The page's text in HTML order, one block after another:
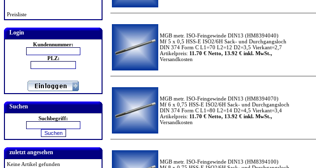
Preisliste
Login
Kundennummer:
PLZ:
Suchen
Suchbegriff:
zuletzt angesehen
Keine Artikel gefunden
MGB metr. ISO-Feingewinde DIN13 (HM8394040)
Mf 5 x 0,5 HSS-E ISO2/6H Sack- und Durchgangsloch
DIN 374 Form C L1=70 L2=12 D2=3,5 Vierkant=2,7
Artikelpreis: 11.70 € Netto, 13.92 € inkl. MwSt.,
Versandkosten
MGB metr. ISO-Feingewinde DIN13 (HM8394070)
Mf 6 x 0,75 HSS-E ISO2/6H Sack- und Durchgangsloch
DIN 374 Form C L1=80 L2=14 D2=4,5 Vierkant=3,4
Artikelpreis: 11.70 € Netto, 13.92 € inkl. MwSt.,
Versandkosten
MGB metr. ISO-Feingewinde DIN13 (HM8394100)